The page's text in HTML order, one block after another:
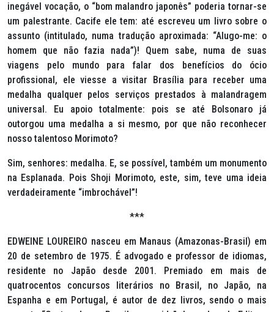
inegável vocação, o “bom malandro japonês” poderia tornar-se
um palestrante. Cacife ele tem: até escreveu um livro sobre o
assunto (intitulado, numa tradução aproximada: “Alugo-me: o
homem que não fazia nada”)! Quem sabe, numa de suas
viagens pelo mundo para falar dos benefícios do ócio
profissional, ele viesse a visitar Brasília para receber uma
medalha qualquer pelos serviços prestados à malandragem
universal. Eu apoio totalmente: pois se até Bolsonaro já
outorgou uma medalha a si mesmo, por que não reconhecer
nosso talentoso Morimoto?
Sim, senhores: medalha. E, se possível, também um monumento
na Esplanada. Pois Shoji Morimoto, este, sim, teve uma ideia
verdadeiramente “imbrochável”!
***
EDWEINE LOUREIRO nasceu em Manaus (Amazonas-Brasil) em
20 de setembro de 1975. É advogado e professor de idiomas,
residente no Japão desde 2001. Premiado em mais de
quatrocentos concursos literários no Brasil, no Japão, na
Espanha e em Portugal, é autor de dez livros, sendo o mais